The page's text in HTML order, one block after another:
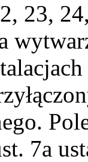
23,
7a